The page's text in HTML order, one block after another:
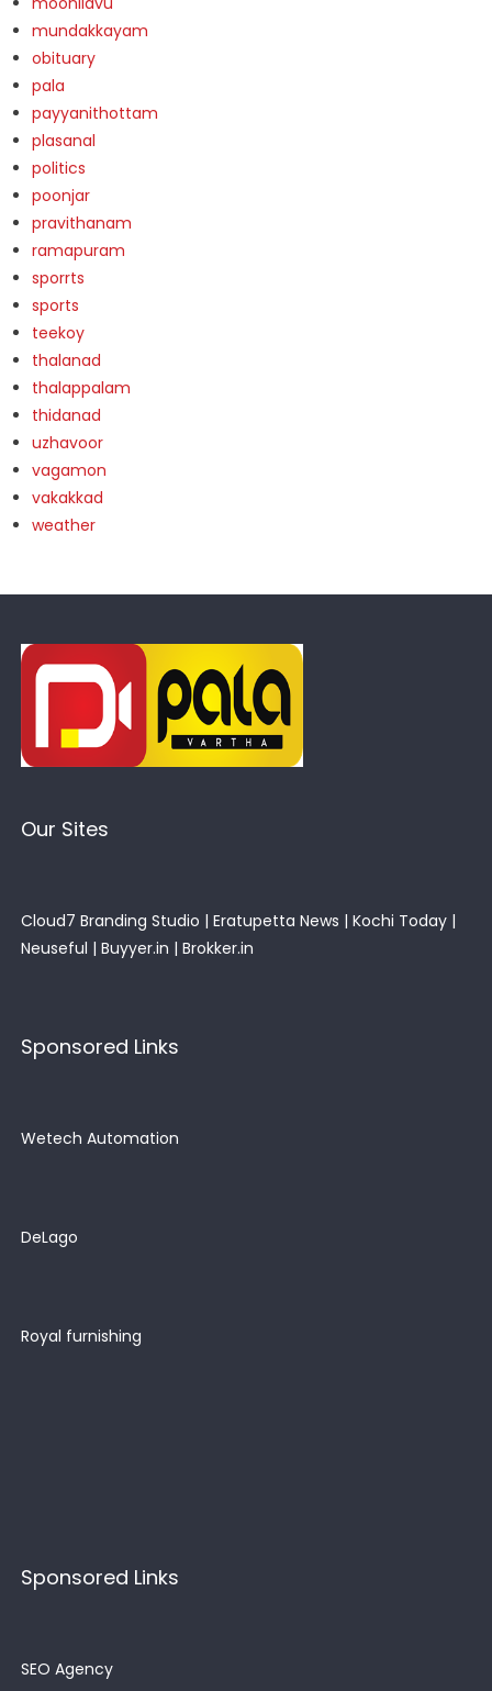
mundakkayam
obituary
pala
payyanithottam
plasanal
politics
poonjar
pravithanam
ramapuram
sporrts
sports
teekoy
thalanad
thalappalam
thidanad
uzhavoor
vagamon
vakakkad
weather
Our Sites
Cloud7 Branding Studio | Eratupetta News | Kochi Today |
Neuseful | Buyyer.in | Brokker.in
Sponsored Links
Wetech Automation
DeLago
Royal furnishing
Sponsored Links
SEO Agency